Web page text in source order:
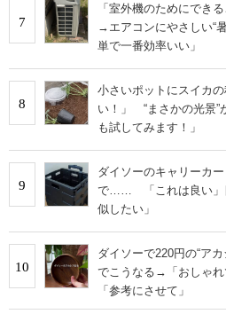
7
「室外機のためにでき
→エアコンにやさしい“
単で一番効率いい」
8
小さいポットにスイカ
い！」 “まさかの光景
も試してみます！」
9
ダイソーのキャリーカ
で…… 「これは良い」
似したい」
10
ダイソーで220円の“ア
でこうなる→「おしゃれ
「参考にさせて」